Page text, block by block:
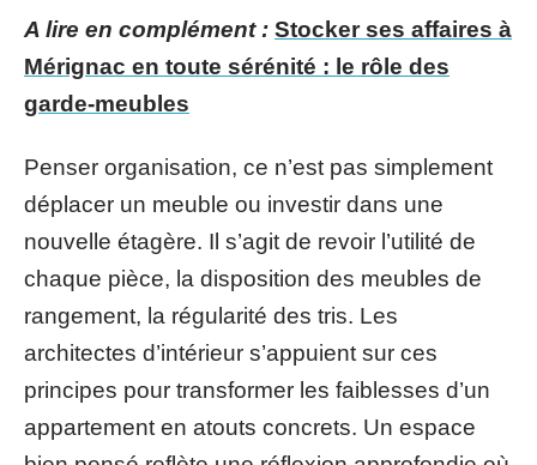
A lire en complément : Stocker ses affaires à
Mérignac en toute sérénité : le rôle des
garde-meubles
Penser organisation, ce n’est pas simplement
déplacer un meuble ou investir dans une
nouvelle étagère. Il s’agit de revoir l’utilité de
chaque pièce, la disposition des meubles de
rangement, la régularité des tris. Les
architectes d’intérieur s’appuient sur ces
principes pour transformer les faiblesses d’un
appartement en atouts concrets. Un espace